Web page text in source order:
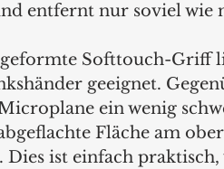
entfernt nur soviel wie
Softtouch-Griff
geeignet.
ein wenig
Fläche am
ist einfach